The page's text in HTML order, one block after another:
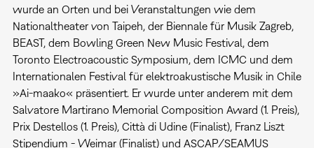
wurde an Orten und bei Veranstaltungen wie dem
Nationaltheater von Taipeh, der Biennale für Musik Zagreb,
BEAST, dem Bowling Green New Music Festival, dem
Toronto Electroacoustic Symposium, dem ICMC und dem
Internationalen Festival für elektroakustische Musik in Chile
»Ai-maako« präsentiert. Er wurde unter anderem mit dem
Salvatore Martirano Memorial Composition Award (1. Preis),
Prix Destellos (1. Preis), Città di Udine (Finalist), Franz Liszt
Stipendium - Weimar (Finalist) und ASCAP/SEAMUS